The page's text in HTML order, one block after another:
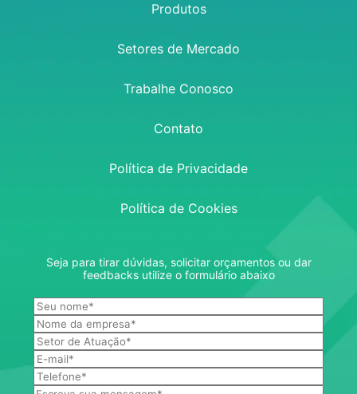
Produtos
Setores de Mercado
Trabalhe Conosco
Contato
Política de Privacidade
Política de Cookies
Seja para tirar dúvidas, solicitar orçamentos ou dar
feedbacks utilize o formulário abaixo